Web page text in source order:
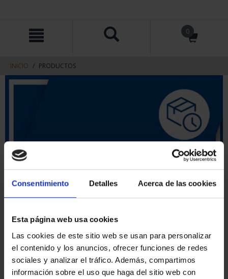
Consentimiento Detalles Acerca de las cookies
Esta página web usa cookies
Las cookies de este sitio web se usan para personalizar
el contenido y los anuncios, ofrecer funciones de redes
sociales y analizar el tráfico. Además, compartimos
información sobre el uso que haga del sitio web con
contenido
navegacin
0
INICIO PRODUCTOS
ORDENAR POR: